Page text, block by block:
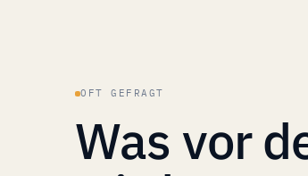
OFT GEFRAGT
Was vor